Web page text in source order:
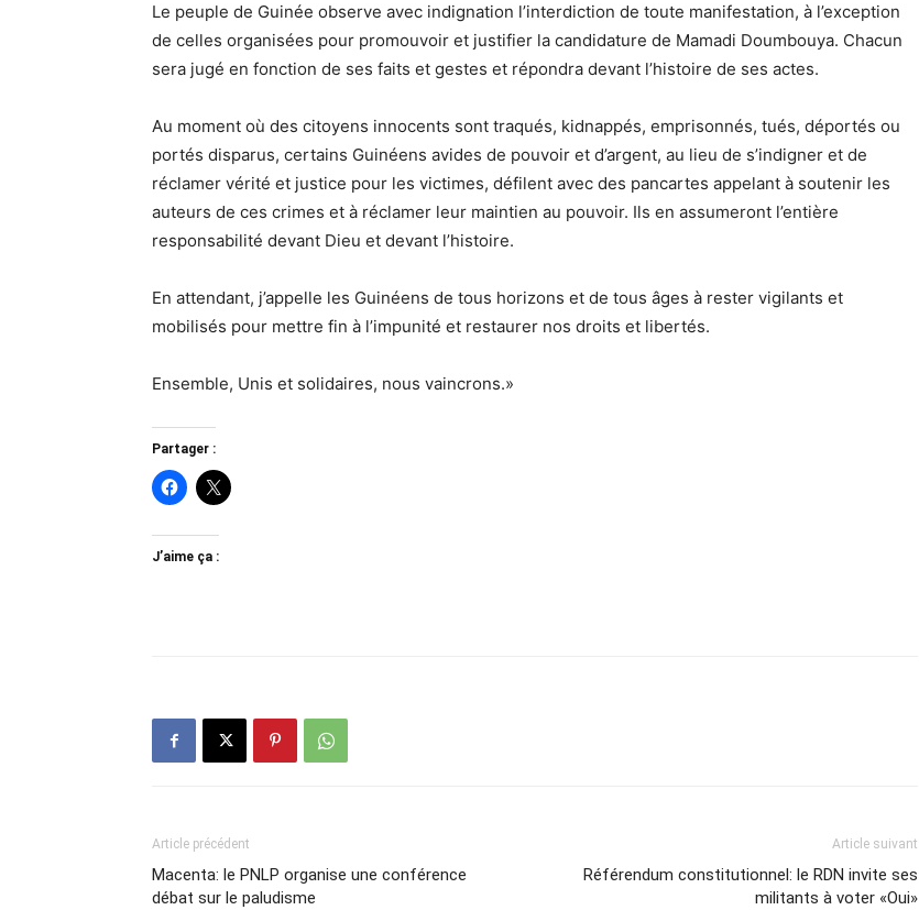
Le peuple de Guinée observe avec indignation l’interdiction de toute manifestation, à l’exception
de celles organisées pour promouvoir et justifier la candidature de Mamadi Doumbouya. Chacun
sera jugé en fonction de ses faits et gestes et répondra devant l’histoire de ses actes.
Au moment où des citoyens innocents sont traqués, kidnappés, emprisonnés, tués, déportés ou
portés disparus, certains Guinéens avides de pouvoir et d’argent, au lieu de s’indigner et de
réclamer vérité et justice pour les victimes, défilent avec des pancartes appelant à soutenir les
auteurs de ces crimes et à réclamer leur maintien au pouvoir. Ils en assumeront l’entière
responsabilité devant Dieu et devant l’histoire.
En attendant, j’appelle les Guinéens de tous horizons et de tous âges à rester vigilants et
mobilisés pour mettre fin à l’impunité et restaurer nos droits et libertés.
Ensemble, Unis et solidaires, nous vaincrons.»
Partager :
J’aime ça :
Article précédent
Macenta: le PNLP organise une conférence
débat sur le paludisme
Article suivant
Référendum constitutionnel: le RDN invite ses
militants à voter «Oui»